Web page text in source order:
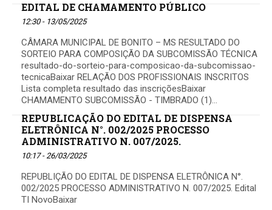
EDITAL DE CHAMAMENTO PÚBLICO
12:30 - 13/05/2025
CÂMARA MUNICIPAL DE BONITO – MS RESULTADO DO
SORTEIO PARA COMPOSIÇÃO DA SUBCOMISSÃO TÉCNICA
resultado-do-sorteio-para-composicao-da-subcomissao-
tecnicaBaixar RELAÇÃO DOS PROFISSIONAIS INSCRITOS
Lista completa resultado das inscriçõesBaixar
CHAMAMENTO SUBCOMISSÃO - TIMBRADO (1)...
REPUBLICAÇÃO DO EDITAL DE DISPENSA
ELETRÔNICA N°. 002/2025 PROCESSO
ADMINISTRATIVO N. 007/2025.
10:17 - 26/03/2025
REPUBLIÇÃO DO EDITAL DE DISPENSA ELETRÔNICA N°.
002/2025 PROCESSO ADMINISTRATIVO N. 007/2025. Edital
TI NovoBaixar